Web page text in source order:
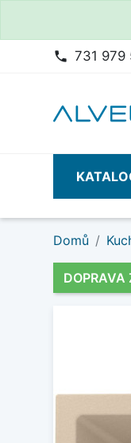
phone 731 979
Domů
DOPRAVA